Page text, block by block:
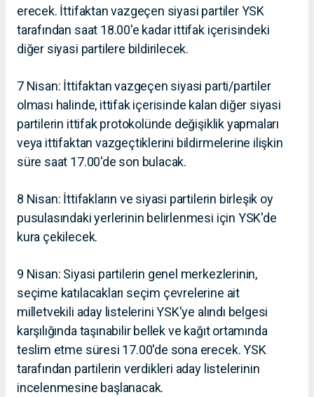
erecek. İttifaktan vazgeçen siyasi partiler YSK
tarafından saat 18.00'e kadar ittifak içerisindeki
diğer siyasi partilere bildirilecek.
7 Nisan: İttifaktan vazgeçen siyasi parti/partiler
olması halinde, ittifak içerisinde kalan diğer siyasi
partilerin ittifak protokolünde değişiklik yapmaları
veya ittifaktan vazgeçtiklerini bildirmelerine ilişkin
süre saat 17.00'de son bulacak.
8 Nisan: İttifakların ve siyasi partilerin birleşik oy
pusulasındaki yerlerinin belirlenmesi için YSK'de
kura çekilecek.
9 Nisan: Siyasi partilerin genel merkezlerinin,
seçime katılacakları seçim çevrelerine ait
milletvekili aday listelerini YSK'ye alındı belgesi
karşılığında taşınabilir bellek ve kağıt ortamında
teslim etme süresi 17.00'de sona erecek. YSK
tarafından partilerin verdikleri aday listelerinin
incelenmesine başlanacak.